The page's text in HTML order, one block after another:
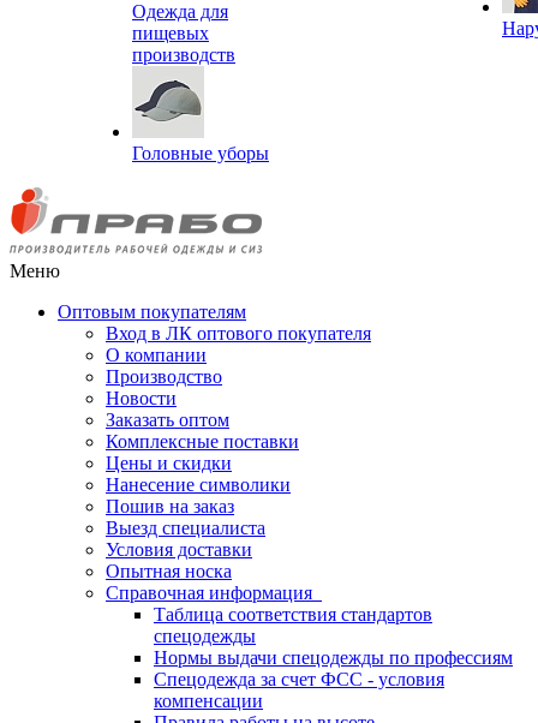
Одежда для
пищевых
производств
Головные уборы
Меню
Оптовым покупателям
Вход в ЛК оптового покупателя
О компании
Производство
Новости
Заказать оптом
Комплексные поставки
Цены и скидки
Нанесение символики
Пошив на заказ
Выезд специалиста
Условия доставки
Опытная носка
Справочная информация
Таблица соответствия стандартов
спецодежды
Нормы выдачи спецодежды по профессиям
Спецодежда за счет ФСС - условия
компенсации